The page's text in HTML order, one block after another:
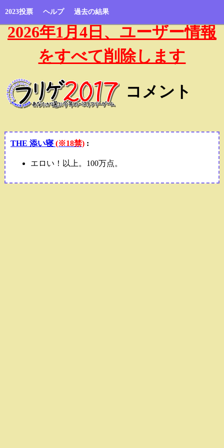
2023投票 ヘルプ 過去の結果
2026年1月4日、ユーザー情報
をすべて削除します
コメント
THE 添い寝 (※18禁):
エロい！以上。100万点。